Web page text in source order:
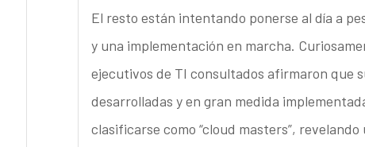
El resto están intentando ponerse al día a
y una implementación en marcha.
ejecutivos de TI consultados afirmaron que
desarrolladas y en gran medida
clasificarse como “cloud masters”,